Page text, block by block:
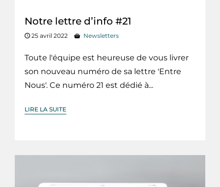
Notre lettre d’info #21
25 avril 2022 Newsletters
Toute l'équipe est heureuse de vous livrer
son nouveau numéro de sa lettre 'Entre
Nous'. Ce numéro 21 est dédié à...
LIRE LA SUITE